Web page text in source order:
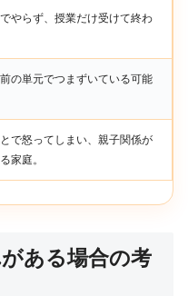
やらず、授業だけ受けて終わ
の単元でつまずいている可能
で怒ってしまい、親子関係が
家庭。
ある場合の考